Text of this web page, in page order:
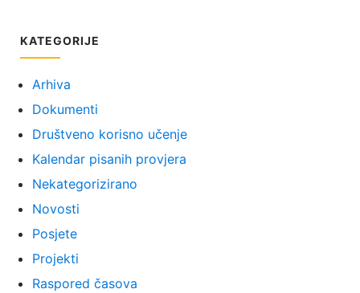
KATEGORIJE
Arhiva
Dokumenti
Društveno korisno učenje
Kalendar pisanih provjera
Nekategorizirano
Novosti
Posjete
Projekti
Raspored časova